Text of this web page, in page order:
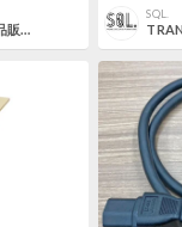
【送料込パーツ単品販売】AINX アイネクス Smart Auto Cooker 全自動調理器 専用 なべ の取っ手
SQL.